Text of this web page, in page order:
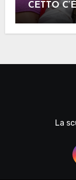
CETTO
La